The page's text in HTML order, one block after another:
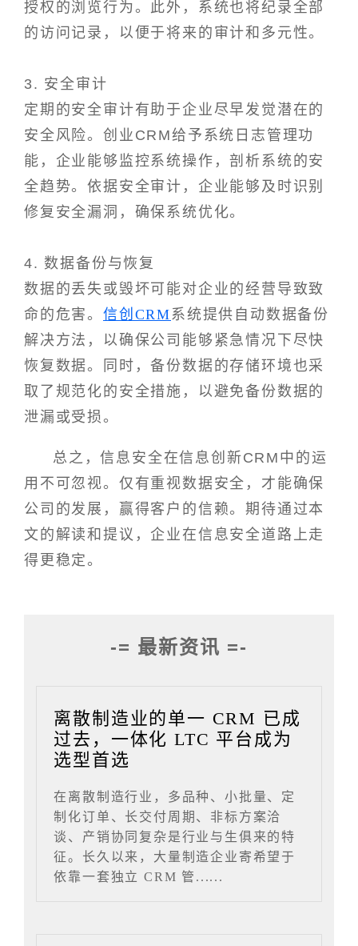
授权的浏览行为。此外，系统也将纪录全部
的访问记录，以便于将来的审计和多元性。
3. 安全审计
定期的安全审计有助于企业尽早发觉潜在的
安全风险。创业CRM给予系统日志管理功
能，企业能够监控系统操作，剖析系统的安
全趋势。依据安全审计，企业能够及时识别
修复安全漏洞，确保系统优化。
4. 数据备份与恢复
数据的丢失或毁坏可能对企业的经营导致致
命的危害。 信创CRM系统提供自动数据备份
解决方法，以确保公司能够紧急情况下尽快
恢复数据。同时，备份数据的存储环境也采
取了规范化的安全措施，以避免备份数据的
泄漏或受损。
总之，信息安全在信息创新CRM中的运
用不可忽视。仅有重视数据安全，才能确保
公司的发展，赢得客户的信赖。期待通过本
文的解读和提议，企业在信息安全道路上走
得更稳定。
-= 最新资讯 =-
离散制造业的单一 CRM 已成
过去，一体化 LTC 平台成为
选型首选
在离散制造行业，多品种、小批量、定
制化订单、长交付周期、非标方案洽
谈、产销协同复杂是行业与生俱来的特
征。长久以来，大量制造企业寄希望于
依靠一套独立 CRM 管......